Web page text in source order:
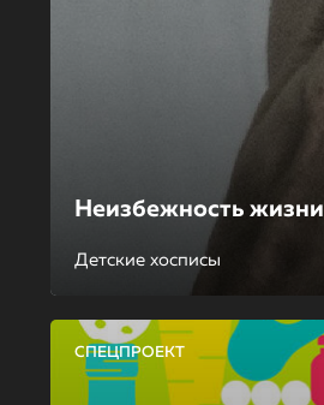
Неизбежность жизни
Детские хосписы
СПЕЦПРОЕКТ